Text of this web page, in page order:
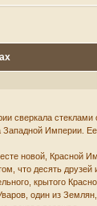
сверкала
Империи. Ее
новой,
что десять
крытого
один из